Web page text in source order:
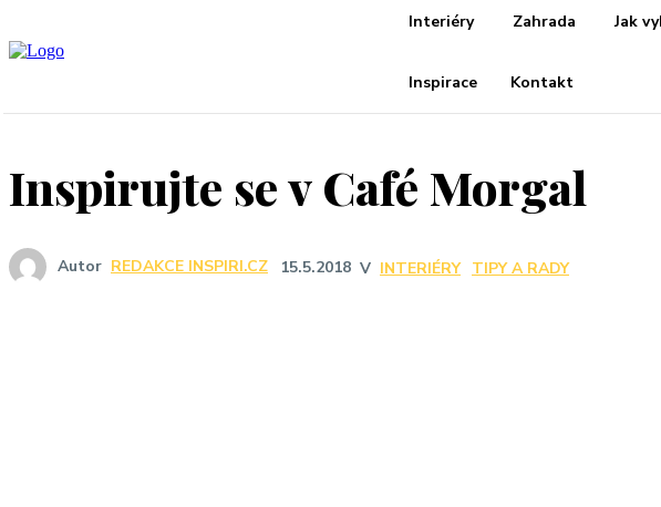
Interiéry Zahrada Jak
Inspirace Kontakt
Inspirujte se v Café Morgal
Autor REDAKCE INSPIRI.CZ 15.5.2018 V INTERIÉRY TIPY A RADY